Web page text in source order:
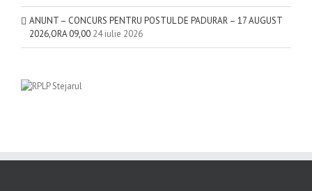
ANUNT – CONCURS PENTRU POSTUL DE PADURAR – 17 AUGUST
2026,ORA 09,00 24 iulie 2026